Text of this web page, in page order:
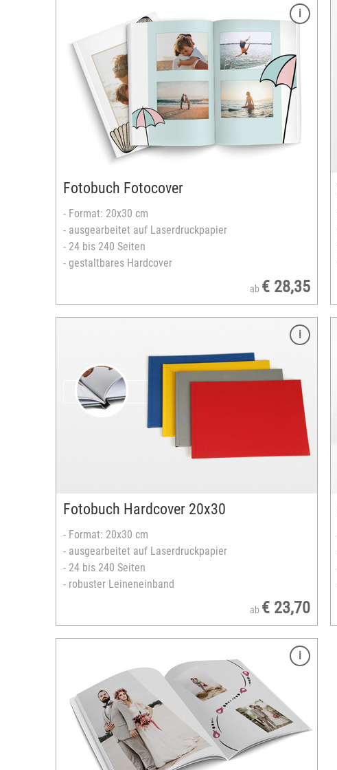
Fotobuch Fotocover
- Format: 20x30 cm
- ausgearbeitet auf Laserdruckpapier
- 24 bis 240 Seiten
- gestaltbares Hardcover
ab € 28,35
Format: 20x30 cm
hochwertiger Digitaldruck
FSC®-zertifiziertes Europapier
24 bis 240 Seiten
Klebebindung
gestaltbares Softcover
zahlreiche Designvorlagen verfügbar
Hochformat
Fotobuch Hardcover 20x30
- Format: 20x30 cm
- ausgearbeitet auf Laserdruckpapier
- 24 bis 240 Seiten
- robuster Leineneinband
ab € 23,70
Format: 13x18 cm
ausgearbeitet auf Laserdruckpapier
FSC®-zertifiziertes Europapier
16 bis 80 Seiten
Spiralbindung
transparentes Titelblatt
stabiles Rückblatt aus Karton